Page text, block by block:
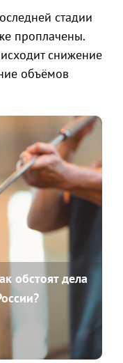
стадии
проплачены.
снижение
объёмов
обстоят дела